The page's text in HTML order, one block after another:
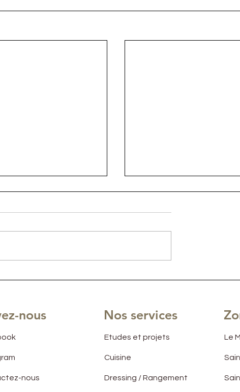
CANNOISE
Rénovation
nous
nous
Nos services
Etudes et projets
Cuisine
Dressing / Rangement
Le